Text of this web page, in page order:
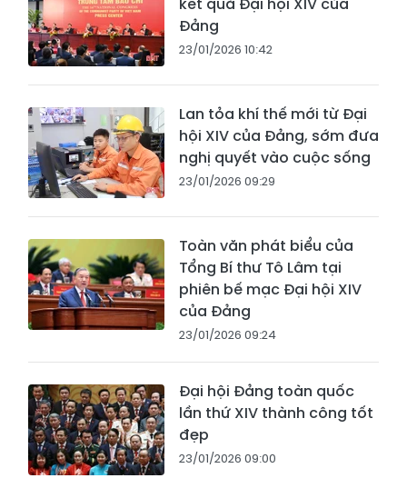
Đảng
23/01/2026 10:42
Lan tỏa khí thế mới từ Đại
hội XIV của Đảng, sớm đưa
nghị quyết vào cuộc sống
23/01/2026 09:29
Toàn văn phát biểu của
Tổng Bí thư Tô Lâm tại
phiên bế mạc Đại hội XIV
của Đảng
23/01/2026 09:24
Đại hội Đảng toàn quốc
lần thứ XIV thành công tốt
đẹp
23/01/2026 09:00